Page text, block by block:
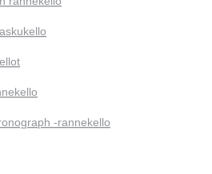
-rannekello